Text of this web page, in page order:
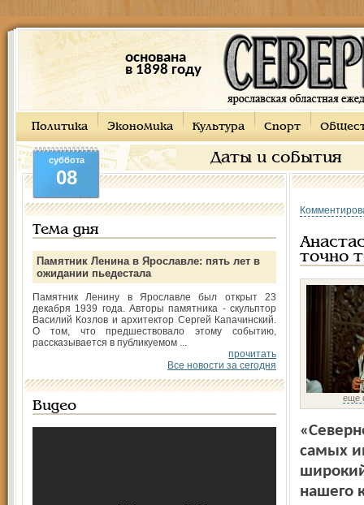
основана
в 1898 году
Политика Экономика Культура Спорт
Даты и события
суббота
08
Тема дня
Памятник Ленина в Ярославле: пять лет в
ожидании пьедестала
Памятник Ленину в Ярославле был открыт 23
декабря 1939 года. Авторы памятника - скульптор
Василий Козлов и архитектор Сергей Капачинский.
О том, что предшествовало этому событию,
рассказывается в публикуемом ...
прочитать
Все новости за сегодня
Видео
точно
еще
самых
нашего